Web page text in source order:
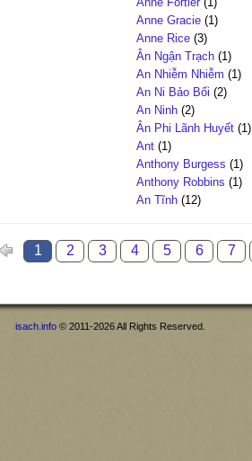
Anne Gracie (1)
Anne Rice (3)
Ân Ngận Trạch (1)
An Nhiễm Nhiễm (1)
An Ni Bảo Bối (2)
An Ninh (2)
Ân Phi Lãnh Huyết (1)
Ant (1)
Anthony Burgess (1)
Anthony Robbins (1)
An Tĩnh (12)
1 2 3 4 5 6 7
isach.info © 2011-2026 All Rights Reserved.